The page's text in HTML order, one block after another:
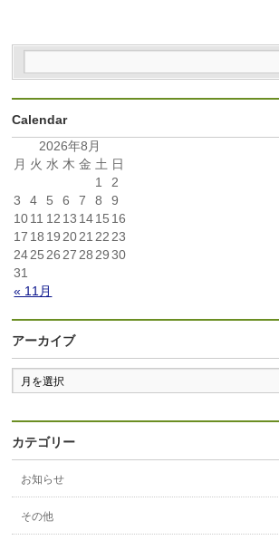
Calendar
2026年8月
月 火 水 木 金 土 日
« 11月
1
2
3
4 5 6 7 8
9
1011 12 13 1415 16
17 18 19 2021 22 23
2425 26 27 28 29 30
31
アーカイブ
カテゴリー
お知らせ
その他